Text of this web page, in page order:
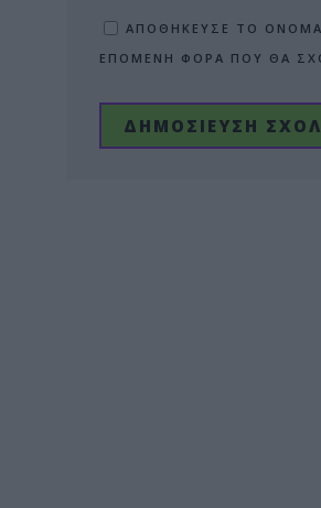
ΑΠΟΘΉΚΕΥΣΕ ΤΟ
ΕΠΌΜΕΝΗ ΦΟΡΆ ΠΟΥ ΘΑ